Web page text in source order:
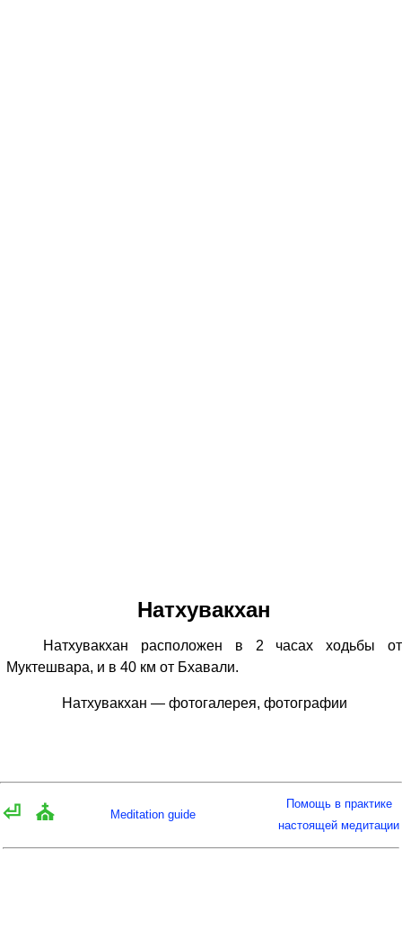
Натхувакхан
Натхувакхан расположен в 2 часах ходьбы от
Муктешвара, и в 40 км от Бхавали.
Натхувакхан — фотогалерея, фотографии
⏎ ⛪ Meditation guide
Помощь в практике
настоящей медитации